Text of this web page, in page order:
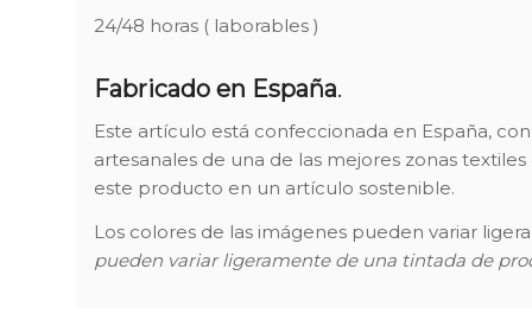
24/48 horas ( laborables )
Fabricado en España.
Este artículo está confeccionada en España,
artesanales de una de las mejores zonas
este producto en un artículo sostenible.
Los colores de las imágenes pueden variar
pueden variar ligeramente de una tintada de